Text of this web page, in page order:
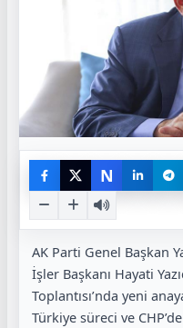
N
AK Parti Genel Başkan
İşler Başkanı Hayati
Toplantısı’nda yeni
Türkiye süreci ve